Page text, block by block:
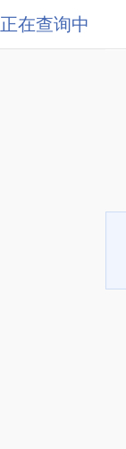
正在查询中